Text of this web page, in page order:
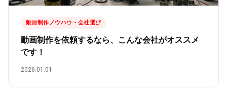
動画制作ノウハウ・会社選び
動画制作を依頼するなら、こんな会社がオススメ
です！
2026.01.01